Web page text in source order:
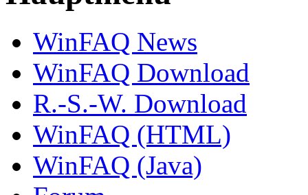
WinFAQ News
WinFAQ Download
R.-S.-W. Download
WinFAQ (HTML)
WinFAQ (Java)